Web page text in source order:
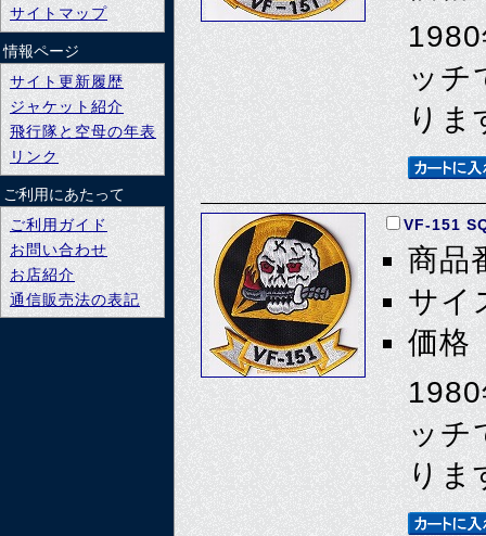
ッチ
りま
VF-151
商品
サイ
価格
ッチ
りま
サイトマップ
情報ページ
サイト更新履歴
ジャケット紹介
飛行隊と空母の年表
リンク
ご利用にあたって
ご利用ガイド
お問い合わせ
お店紹介
通信販売法の表記